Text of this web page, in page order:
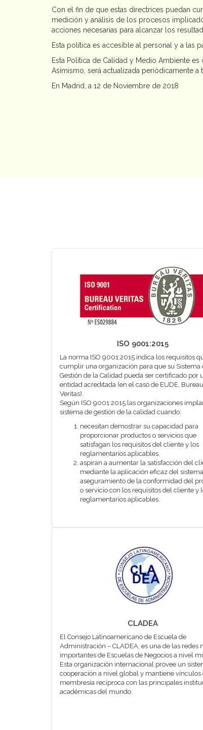
Con el fin de que estas directrices puedan
medición y análisis de los procesos
acciones necesarias para alcanzar los
Esta política es accesible al personal y a las
Esta Política de Calidad y Medio Ambiente
Asimismo, será actualizada periódicamente
En Madrid, a 12 de Noviembre de 2018
ISO 9001:2015
La norma ISO 9001:2015 indica los requisitos
cumplir una organización para que su Sistema
Gestión de la Calidad pueda ser certificado por
entidad acreditada (en el caso de EUDE, Bureau
Veritas).
Según ISO 9001:2015 las organizaciones
sistema de gestión de la calidad cuando:
necesitan demostrar su capacidad para
proporcionar productos o servicios que
satisfagan los requisitos del cliente y los
reglamentarios aplicables.
aspiran a aumentar la satisfacción del
mediante la aplicación eficaz del
aseguramiento de la conformidad del
o servicio con los requisitos del cliente y
reglamentarios aplicables.
CLADEA
El Consejo Latinoamericano de Escuela de
Administración – CLADEA, es una de las redes
importantes de Escuelas de Negocios a nivel
Esta organización internacional provee un
cooperación a nivel global y mantiene vínculos
membresía recíproca con las principales
académicas del mundo.